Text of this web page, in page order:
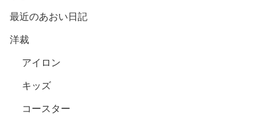
最近のあおい日記
洋裁
アイロン
キッズ
コースター